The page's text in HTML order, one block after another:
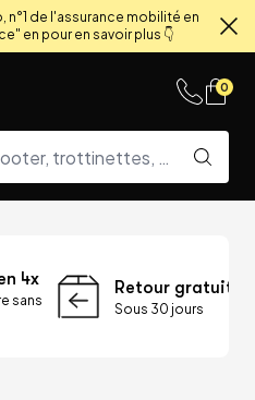
de l'assurance mobilité en
en pour en savoir plus 👇
0
4x
sans
Retour gratuit
Sous 30 jours